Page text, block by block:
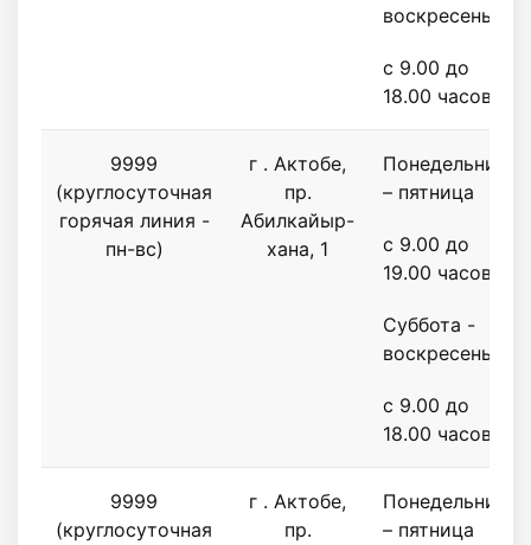
воскресенье
с 9.00 до
18.00 часов
9999
(круглосуточная
горячая линия -
пн-вс)
г . Актобе,
пр.
Абилкайыр-
хана, 1
Понедельник
– пятница
с 9.00 до
19.00 часов
Суббота -
воскресенье
с 9.00 до
18.00 часов
9999
(круглосуточная
г . Актобе,
пр.
Понедельник
– пятница